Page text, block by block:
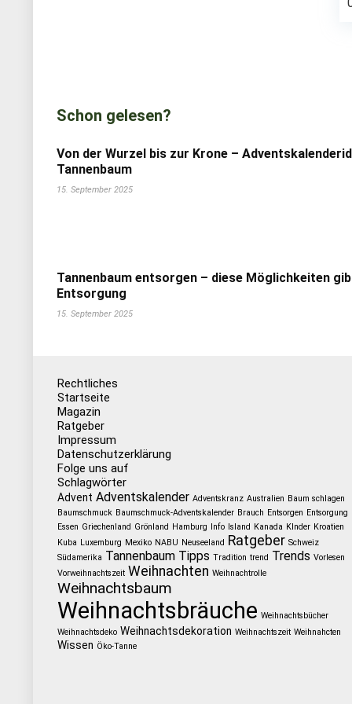
Schon gelesen?
Von der Wurzel bis zur Krone –
Tannenbaum
15. September 2025
Tannenbaum entsorgen – diese Möglichkeiten
Entsorgung
15. September 2025
Rechtliches
Startseite
Magazin
Ratgeber
Impressum
Datenschutzerklärung
Folge uns auf
Schlagwörter
Advent Adventskalender Adventskranz Australien Baum schlagen
Baumschmuck Baumschmuck-Adventskalender Brauch Entsorgen Entsorgung
Essen Griechenland Grönland Hamburg Info Island Kanada KInder Kroatien
Kuba Luxemburg Mexiko NABU Neuseeland Ratgeber Schweiz
Südamerika Tannenbaum Tipps Tradition trend Trends Vorlesen
Vorweihnachtszeit Weihnachten Weihnachtrolle
Weihnachtsbaum
Weihnachtsbräuche Weihnachtsbücher
Weihnachtsdeko Weihnachtsdekoration Weihnachtszeit Weihnahcten
Wissen Öko-Tanne